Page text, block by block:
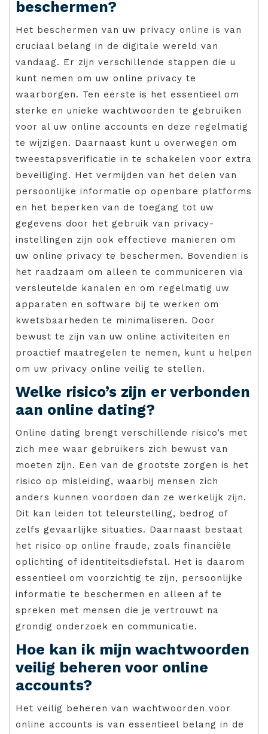
beschermen?
Het beschermen van uw privacy online is van
cruciaal belang in de digitale wereld van
vandaag. Er zijn verschillende stappen die u
kunt nemen om uw online privacy te
waarborgen. Ten eerste is het essentieel om
sterke en unieke wachtwoorden te gebruiken
voor al uw online accounts en deze regelmatig
te wijzigen. Daarnaast kunt u overwegen om
tweestapsverificatie in te schakelen voor extra
beveiliging. Het vermijden van het delen van
persoonlijke informatie op openbare platforms
en het beperken van de toegang tot uw
gegevens door het gebruik van privacy-
instellingen zijn ook effectieve manieren om
uw online privacy te beschermen. Bovendien is
het raadzaam om alleen te communiceren via
versleutelde kanalen en om regelmatig uw
apparaten en software bij te werken om
kwetsbaarheden te minimaliseren. Door
bewust te zijn van uw online activiteiten en
proactief maatregelen te nemen, kunt u helpen
om uw privacy online veilig te stellen.
Welke risico’s zijn er verbonden
aan online dating?
Online dating brengt verschillende risico’s met
zich mee waar gebruikers zich bewust van
moeten zijn. Een van de grootste zorgen is het
risico op misleiding, waarbij mensen zich
anders kunnen voordoen dan ze werkelijk zijn.
Dit kan leiden tot teleurstelling, bedrog of
zelfs gevaarlijke situaties. Daarnaast bestaat
het risico op online fraude, zoals financiële
oplichting of identiteitsdiefstal. Het is daarom
essentieel om voorzichtig te zijn, persoonlijke
informatie te beschermen en alleen af te
spreken met mensen die je vertrouwt na
grondig onderzoek en communicatie.
Hoe kan ik mijn wachtwoorden
veilig beheren voor online
accounts?
Het veilig beheren van wachtwoorden voor
online accounts is van essentieel belang in de